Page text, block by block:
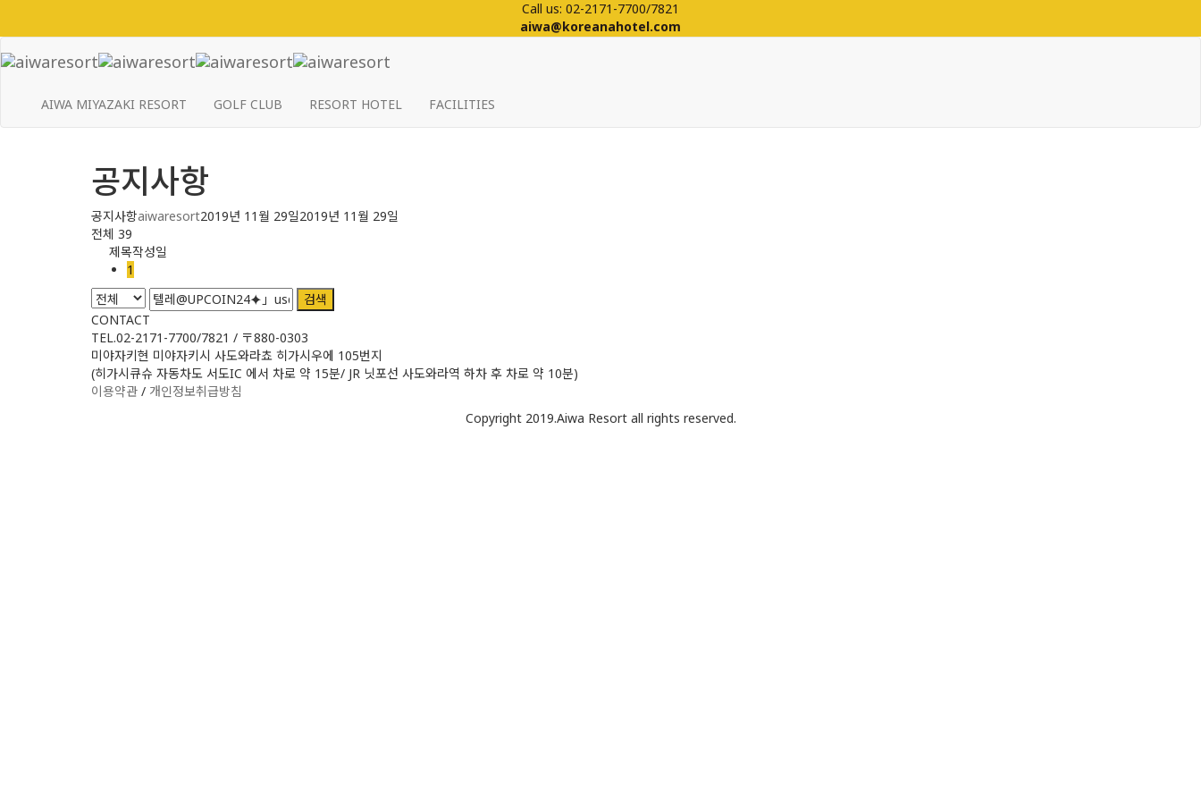
Call us: 02-2171-7700/7821
aiwa@koreanahotel.com
AIWA MIYAZAKI RESORT GOLF CLUB RESORT HOTEL FACILITIES
공지사항
공지사항aiwaresort2019년 11월 29일2019년 11월 29일
전체 39
제목작성일
1
검색
CONTACT
TEL.02-2171-7700/7821 / 〒880-0303
미야자키현 미야자키시 사도와라쵸 히가시우에 105번지
(히가시큐슈 자동차도 서도IC 에서 차로 약 15분/ JR 닛포선 사도와라역 하차 후 차로 약 10분)
이용약관 / 개인정보취급방침
Copyright 2019.Aiwa Resort all rights reserved.